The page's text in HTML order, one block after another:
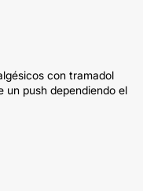
con tramadol
un push dependiendo el